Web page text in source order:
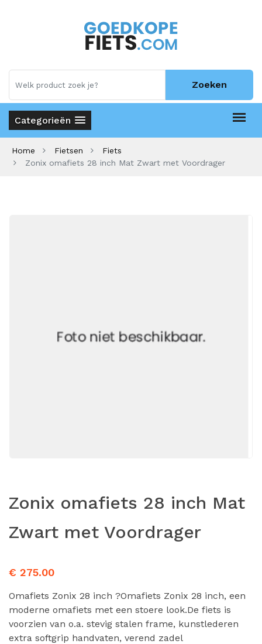
Zoeken
Categorieën
Home Fietsen
Fiets
Zonix omafiets 28 inch Mat Zwart met Voordrager
Zonix omafiets 28 inch Mat
Zwart met Voordrager
€ 275.00
Omafiets Zonix 28 inch ?Omafiets Zonix 28 inch, een
moderne omafiets met een stoere look.De fiets is
voorzien van o.a. stevig stalen frame, kunstlederen
extra softgrip handvaten, verend zadel